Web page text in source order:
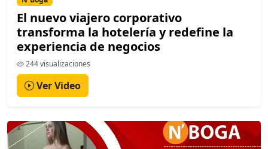
El nuevo viajero corporativo
transforma la hotelería y redefine la
experiencia de negocios
244 visualizaciones
Ver Video